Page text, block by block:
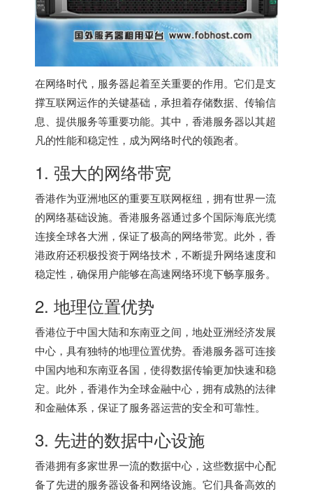
在网络时代，服务器起着至关重要的作用。它们是支
撑互联网运作的关键基础，承担着存储数据、传输信
息、提供服务等重要功能。其中， 香港服务器以其超
凡的性能和稳定性，成为网络时代的领跑者。
1. 强大的网络带宽
香港作为亚洲地区的重要互联网枢纽，拥有世界一流
的网络基础设施。 香港服务器通过多个国际海底光缆
连接全球各大洲，保证了极高的网络带宽。此外，香
港政府还积极投资于网络技术，不断提升网络速度和
稳定性，确保用户能够在高速网络环境下畅享服务。
2. 地理位置优势
香港位于中国大陆和东南亚之间，地处亚洲经济发展
中心，具有独特的地理位置优势。 香港服务器可连接
中国内地和东南亚各国，使得数据传输更加快速和稳
定。此外，香港作为全球金融中心，拥有成熟的法律
和金融体系，保证了服务器运营的安全和可靠性。
3. 先进的数据中心设施
香港拥有多家世界一流的数据中心，这些数据中心配
备了先进的服务器设备和网络设施。它们具备高效的